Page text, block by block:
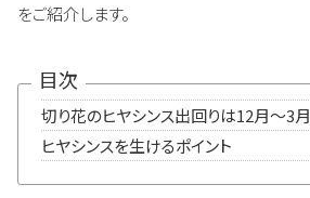
をご紹介します。
目次
切り花のヒヤシンス出回りは12月～3月
ヒヤシンスを生けるポイント